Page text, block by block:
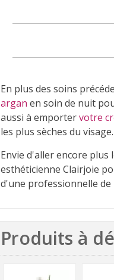
En plus des soins
argan en soin de nuit
aussi à emportervotre
les plus sèches du visage.
Envie d'aller encore plus
esthéticienne Clairjoie
d'une professionnelle de
Produits à